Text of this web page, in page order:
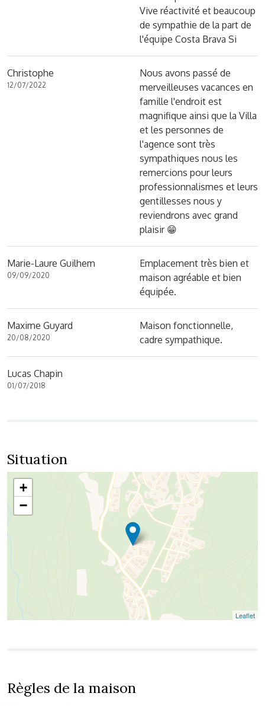
Vive réactivité et beaucoup
de sympathie de la part de
l'équipe Costa Brava Si
Christophe
12/07/2022
Nous avons passé de
merveilleuses vacances en
famille l'endroit est
magnifique ainsi que la Villa
et les personnes de
l'agence sont très
sympathiques nous les
remercions pour leurs
professionnalismes et leurs
gentillesses nous y
reviendrons avec grand
plaisir 😁
Marie-Laure Guilhem
09/09/2020
Emplacement très bien et
maison agréable et bien
équipée.
Maxime Guyard
20/08/2020
Maison fonctionnelle,
cadre sympathique.
Lucas Chapin
01/07/2018
Situation
+
−
Leaflet
Règles de la maison